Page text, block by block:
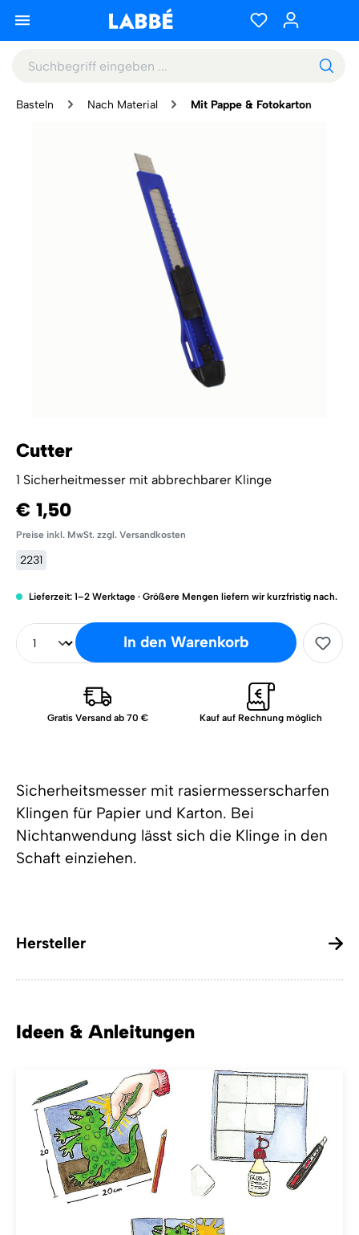
Basteln Nach Material Mit Pappe & Fotokarton
Sicherheitsmesser mit rasiermesserscharfen
Klingen für Papier und Karton. Bei
Nichtanwendung lässt sich die Klinge in den
Schaft einziehen.
Hersteller
Ideen & Anleitungen
Cutter
1 Sicherheitmesser mit abbrechbarer Klinge
€ 1,50
Preise inkl. MwSt. zzgl. Versandkosten
2231
Lieferzeit: 1–2 Werktage · Größere Mengen liefern wir kurzfristig nach.
In den Warenkorb
Gratis Versand ab 70 € Kauf auf Rechnung möglich